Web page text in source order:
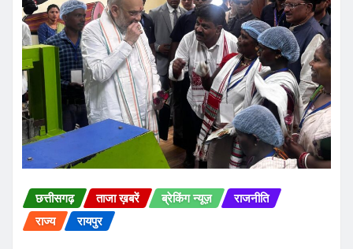
छत्तीसगढ़ ताजा ख़बरें ब्रेकिंग न्यूज़
राजनीति
राज्य
रायपुर